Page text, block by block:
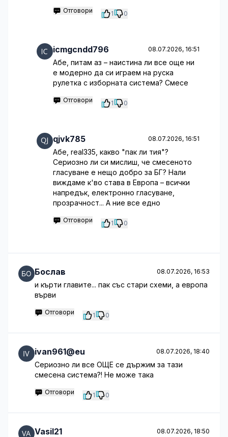
Отговори 1 0
icmgcndd796 08.07.2026, 16:51
Абе, питам аз – наистина ли все още ни
е модерно да си играем на руска
рулетка с изборната система? Смесе
Отговори 1 0
qjvk785 08.07.2026, 16:51
Абе, real335, какво "пак ли тия"?
Сериозно ли си мислиш, че смесеното
гласуване е нещо добро за БГ? Нали
виждаме к'во става в Европа – всички
напредък, електронно гласуване,
прозрачност... А ние все едно
Отговори 1 0
Бослав 08.07.2026, 16:53
и кърти главите... пак със стари схеми, а европа
върви
Отговори 1 0
ivan961@eu 08.07.2026, 18:40
Сериозно ли все ОЩЕ се държим за тази
смесена система?! Не може така
Отговори 1 0
Vasil21 08.07.2026, 18:50